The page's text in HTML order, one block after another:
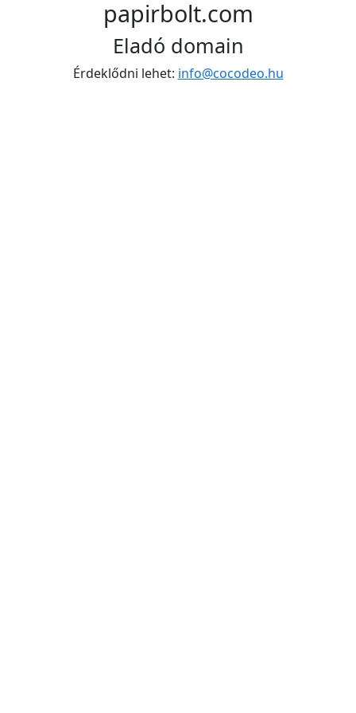
papirbolt.com
Eladó domain
Érdeklődni lehet: info@cocodeo.hu